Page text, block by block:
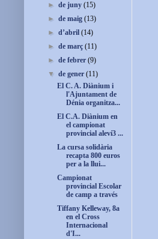
►de juny(15)
►de maig(13)
►d’abril(14)
►de març(11)
►de febrer(9)
▼de gener(11)
El C. A. Diànium i
l'Ajuntament de
Dénia organitza...
El C.A. Diànium en
el campionat
provincial aleví3 ...
La cursa solidària
recapta 800 euros
per a la llui...
Campionat
provincial Escolar
de camp a través
Tiffany Kelleway, 8a
en el Cross
Internacional
d'I...